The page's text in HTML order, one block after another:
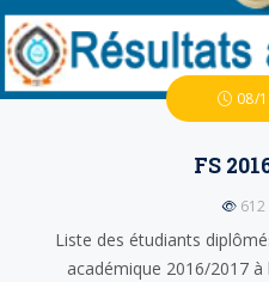
08/
FS
612
Liste des étudiants
académique 2016/2017 à